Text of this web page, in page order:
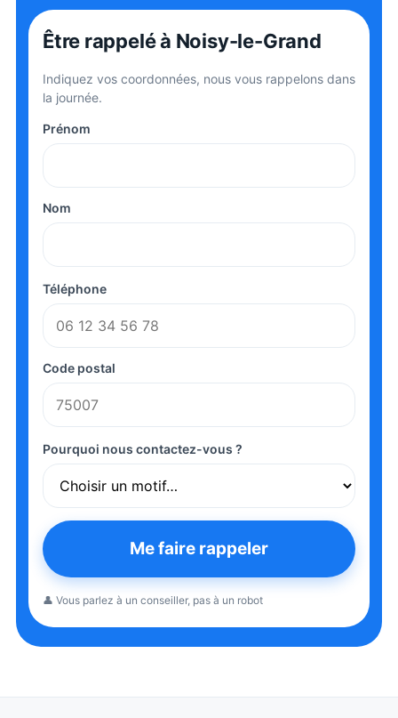
Être rappeléà Noisy-le-Grand
Indiquez vos coordonnées, nous vous rappelons dans
la journée.
Prénom
Nom
Téléphone
Code postal
Pourquoi nous contactez-vous ?
Me faire rappeler
👤 Vous parlez à un conseiller, pas à un robot